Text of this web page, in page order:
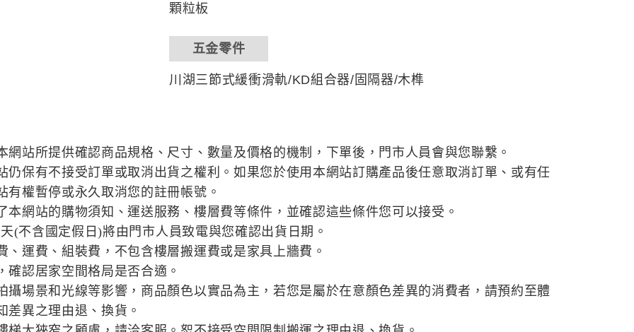
顆粒板
五金零件
川湖三節式緩衝滑軌/KD組合器/固隔器/木榫
站所提供確認商品規格、尺寸、數量及價格的機制，下單後，門市人員會與您聯繫。
仍保有不接受訂單或取消出貨之權利。如果您於使用本網站訂購產品後任意取消訂單、或有任
權暫停或永久取消您的註冊帳號。
網站的購物須知、運送服務、樓層費等條件，並確認這些條件您可以接受。
(不含國定假日)將由門市人員致電與您確認出貨日期。
運費、組裝費，不包含樓層搬運費或是家具上牆費。
認居家空間格局是否合適。
攝場景和光線等影響，商品顏色以實品為主，若您是屬於在意顏色差異的消費者，請預約至體
差異之理由退、換貨。